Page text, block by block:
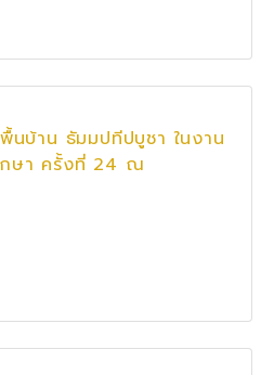
นบ้าน ธัมมปทีปบูชา ในงาน
ษา ครั้งที่ 24 ณ